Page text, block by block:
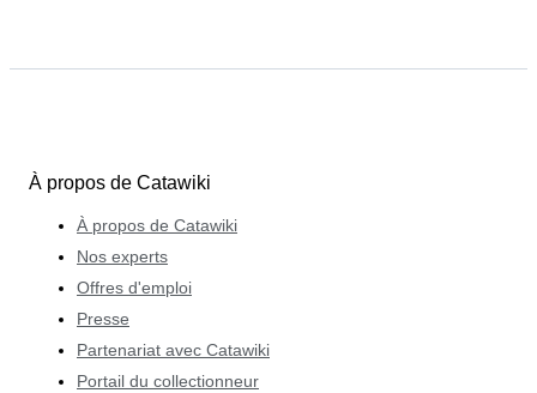
À propos de Catawiki
À propos de Catawiki
Nos experts
Offres d'emploi
Presse
Partenariat avec Catawiki
Portail du collectionneur